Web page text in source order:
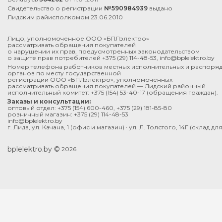
Свидетельство о регистрации №590984939 выдано
Лидским райисполкомом 23.06.2010
Лицо, уполномоченное ООО «БПЛэлектро»
рассматривать обращения покупателей
о нарушении их прав, предусмотренных законодательством
о защите прав потребителей +375 (29) 114-48-53 info@bplelektro.by
Номер телефона работников местных исполнительных и
органов по месту государственной
регистрации ООО «БПЛэлектро», уполномоченных
рассматривать обращения покупателей — Лидский районный
исполнительный комитет: +375 (154) 53-40-17 (обращения граждан).
Заказы и консультации:
оптовый отдел: +375 (154) 600-460 +375 (29) 181-85-80
розничный магазин: +375 (29) 114-48-53
info@bplelektro.by
г. Лида, ул. Качана, 1 (офис и магазин) · ул. Л. Толстого, 14Г (склад
bplelektro.by © 2026